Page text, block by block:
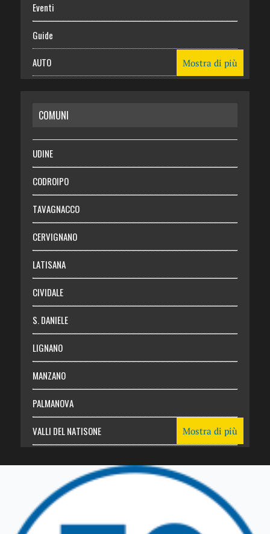
Eventi
Guide
AUTO
RISPARMIO
SALUTE
Necrologie
Chi siamo
Abbonati
Login
Mostra di più
COMUNI
UDINE
CODROIPO
TAVAGNACCO
CERVIGNANO
LATISANA
CIVIDALE
S. DANIELE
LIGNANO
MANZANO
PALMANOVA
VALLI DEL NATISONE
TRICESIMO
TARCENTO
Mostra di più